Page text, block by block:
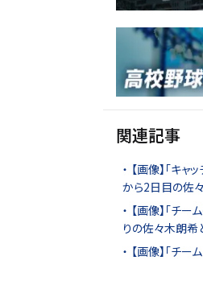
関連記事
【画像】「キ
から2日目の佐
【画像】「チ
りの佐々木朗希
【画像】「チ